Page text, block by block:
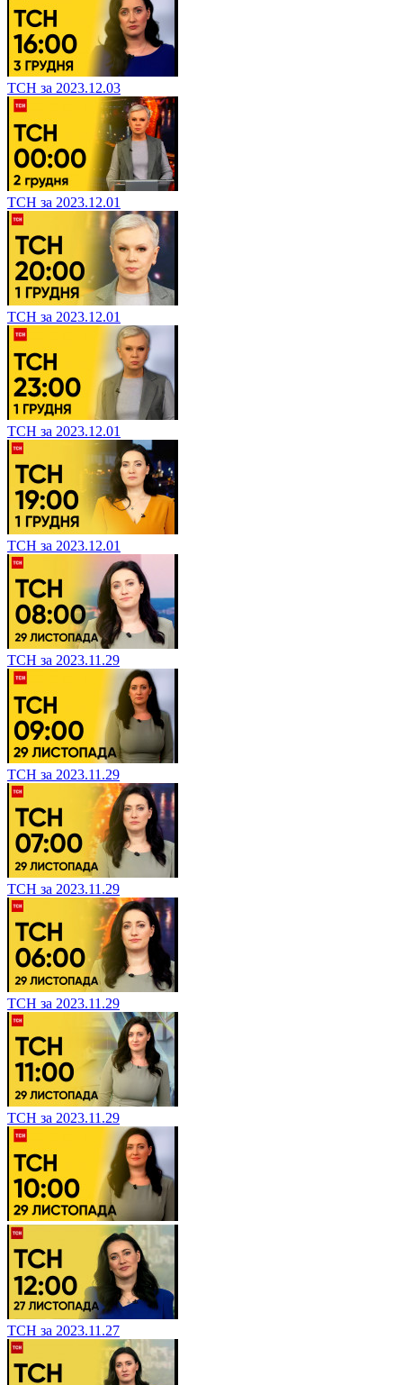
ТСН за 2023.12.03
ТСН за 2023.12.01
ТСН за 2023.12.01
ТСН за 2023.12.01
ТСН за 2023.12.01
ТСН за 2023.11.29
ТСН за 2023.11.29
ТСН за 2023.11.29
ТСН за 2023.11.29
ТСН за 2023.11.29
ТСН за 2023.11.27